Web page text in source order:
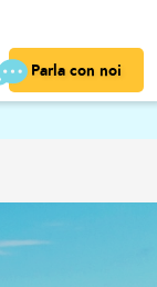
Parla con noi